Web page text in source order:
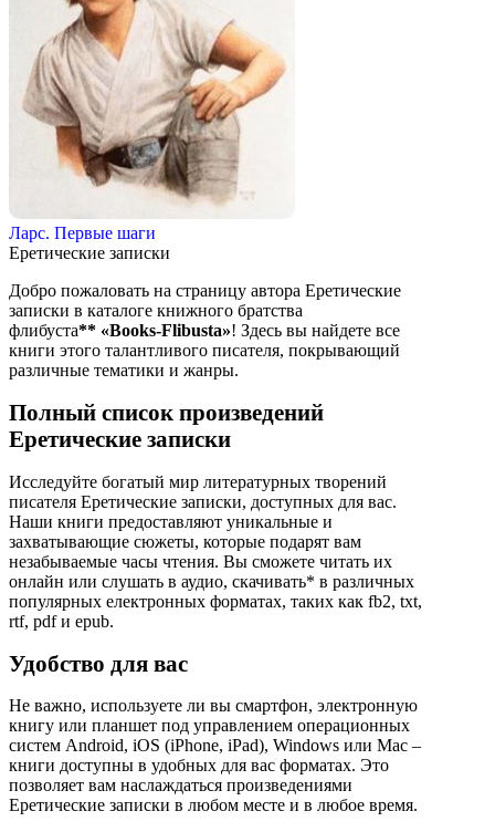
Ларс. Первые шаги
Еретические записки
Добро пожаловать на страницу автора Еретические
записки в каталоге книжного братства
флибуста** «Books-Flibusta»! Здесь вы найдете все
книги этого талантливого писателя, покрывающий
различные тематики и жанры.
Полный список произведений
Еретические записки
Исследуйте богатый мир литературных творений
писателя Еретические записки, доступных для вас.
Наши книги предоставляют уникальные и
захватывающие сюжеты, которые подарят вам
незабываемые часы чтения. Вы сможете читать их
онлайн или слушать в аудио, скачивать* в различных
популярных електронных форматах, таких как fb2, txt,
rtf, pdf и epub.
Удобство для вас
Не важно, используете ли вы смартфон, электронную
книгу или планшет под управлением операционных
систем Android, iOS (iPhone, iPad), Windows или Mac –
книги доступны в удобных для вас форматах. Это
позволяет вам наслаждаться произведениями
Еретические записки в любом месте и в любое время.